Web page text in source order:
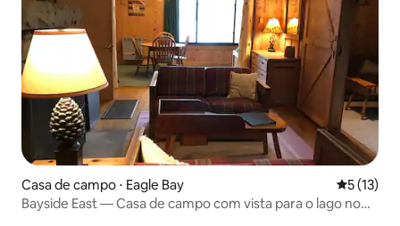
Casa de campo ⋅ Eagle Bay 5 de uma
5 (13)
Bayside East — Casa de campo com vista para o lago no